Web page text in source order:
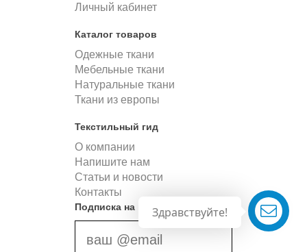
Здравствуйте!
Личный кабинет
Каталог товаров
Одежные ткани
Мебельные ткани
Натуральные ткани
Ткани из европы
Текстильный гид
О компании
Напишите нам
Статьи и новости
Контакты
Подписка на новости